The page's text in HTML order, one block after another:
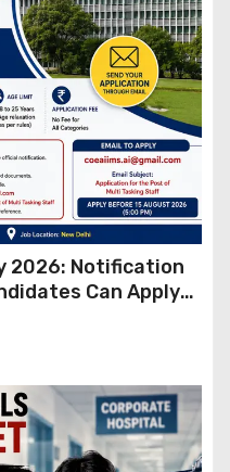
2026: Notification
Can Apply